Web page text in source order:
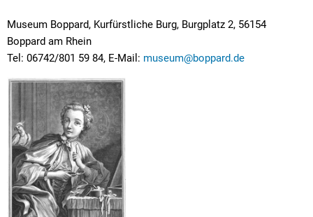
Museum Boppard, Kurfürstliche Burg, Burgplatz 2, 56154
Boppard am Rhein
Tel: 06742/801 59 84, E-Mail: museum@boppard.de